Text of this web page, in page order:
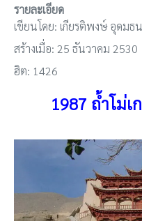
รายละเอียด
เขียนโดย: เกียรติพงษ์ อุดมธ
สร้างเมื่อ: 25 ธันวาคม 2530
ฮิต: 1426
1987 ถ้ำโม่เ